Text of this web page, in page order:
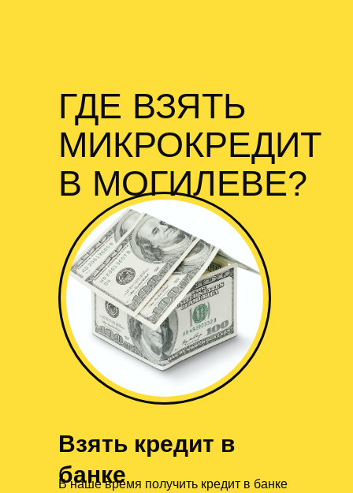
ГДЕ ВЗЯТЬ
МИКРОКРЕДИТ
В МОГИЛЕВЕ?
В наше время получить кредит в банке
Взять кредит в
банке